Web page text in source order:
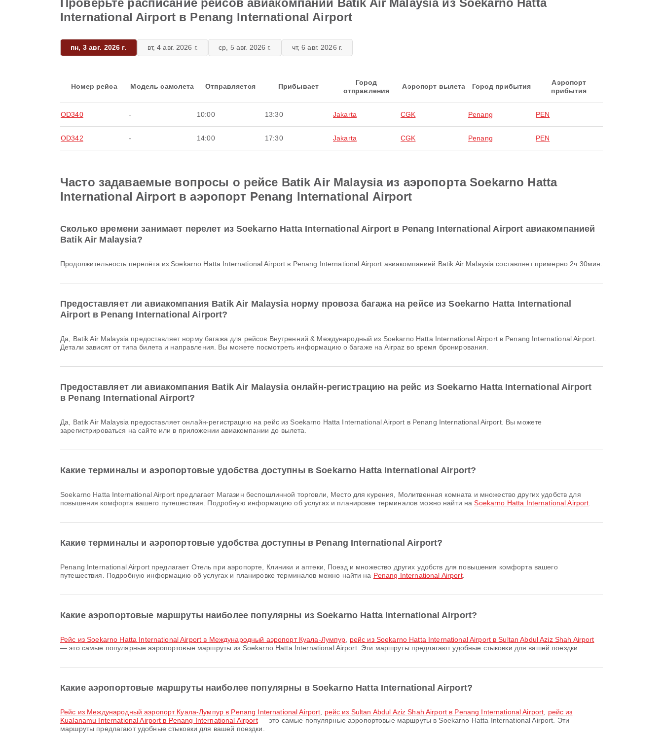
Проверьте расписание рейсов авиакомпании Batik Air Malaysia из Soekarno Hatta
International Airport в Penang International Airport
пн, 3 авг. 2026 г. вт, 4 авг. 2026 г. ср, 5 авг. 2026 г. чт, 6 авг. 2026 г.
Номер рейса Модель самолета Отправляется Прибывает
Город
отправления
Аэропорт вылета Город прибытия
Аэропорт
прибытия
OD340 - 10:00 13:30 Jakarta CGK Penang PEN
OD342 - 14:00 17:30 Jakarta CGK Penang PEN
Часто задаваемые вопросы о рейсе Batik Air Malaysia из аэропорта Soekarno Hatta
International Airport в аэропорт Penang International Airport
Сколько времени занимает перелет из Soekarno Hatta International Airport в Penang International Airport авиакомпанией
Batik Air Malaysia?
Продолжительность перелёта из Soekarno Hatta International Airport в Penang International Airport авиакомпанией Batik Air Malaysia составляет примерно 2ч 30мин.
Предоставляет ли авиакомпания Batik Air Malaysia норму провоза багажа на рейсе из Soekarno Hatta International
Airport в Penang International Airport?
Да, Batik Air Malaysia предоставляет норму багажа для рейсов Внутренний & Международный из Soekarno Hatta International Airport в Penang International Airport.
Детали зависят от типа билета и направления. Вы можете посмотреть информацию о багаже на Airpaz во время бронирования.
Предоставляет ли авиакомпания Batik Air Malaysia онлайн-регистрацию на рейс из Soekarno Hatta International Airport
в Penang International Airport?
Да, Batik Air Malaysia предоставляет онлайн-регистрацию на рейс из Soekarno Hatta International Airport в Penang International Airport. Вы можете
зарегистрироваться на сайте или в приложении авиакомпании до вылета.
Какие терминалы и аэропортовые удобства доступны в Soekarno Hatta International Airport?
Soekarno Hatta International Airport предлагает Магазин беспошлинной торговли, Место для курения, Молитвенная комната и множество других удобств для
повышения комфорта вашего путешествия. Подробную информацию об услугах и планировке терминалов можно найти наSoekarno Hatta International Airport
Какие терминалы и аэропортовые удобства доступны в Penang International Airport?
Penang International Airport предлагает Отель при аэропорте, Клиники и аптеки, Поезд и множество других удобств для повышения комфорта вашего
путешествия. Подробную информацию об услугах и планировке терминалов можно найти на Penang International Airport.
Какие аэропортовые маршруты наиболее популярны из Soekarno Hatta International Airport?
рейс из Soekarno Hatta International Airport в Международный аэропорт Куала-Лумпур
рейс из Soekarno Hatta International Airport в Sultan Abdul Aziz Shah Airport
— это самые популярные аэропортовые маршруты из Soekarno Hatta International Airport. Эти маршруты предлагают удобные стыковки для вашей поездки.
Какие аэропортовые маршруты наиболее популярны в Soekarno Hatta International Airport?
рейс из Международный аэропорт Куала-Лумпур в Penang International Airport рейс из Sultan Abdul Aziz Shah Airport в Penang International Airport
рейс из
Kualanamu International Airport в Penang International Airport— это самые популярные аэропортовые маршруты в Soekarno Hatta International Airport. Эти
маршруты предлагают удобные стыковки для вашей поездки.